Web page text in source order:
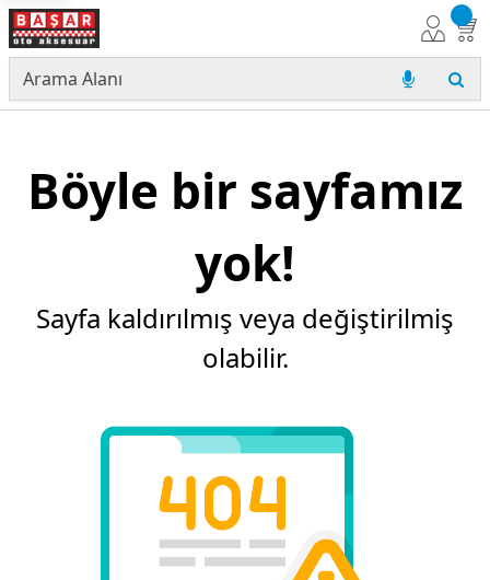
Böyle bir sayfamız
yok!
Sayfa kaldırılmış veya değiştirilmiş
olabilir.